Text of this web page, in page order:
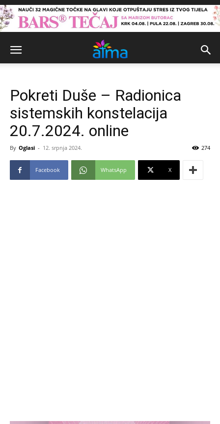
Pokreti Duše – Radionica
sistemskih konstelacija
20.7.2024. online
By Oglasi - 12. srpnja 2024. 274
Facebook WhatsApp X